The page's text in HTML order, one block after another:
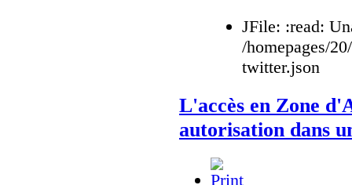
JFile: :read:
/homepages/
twitter.json
L'accès en Zone
autorisation dans